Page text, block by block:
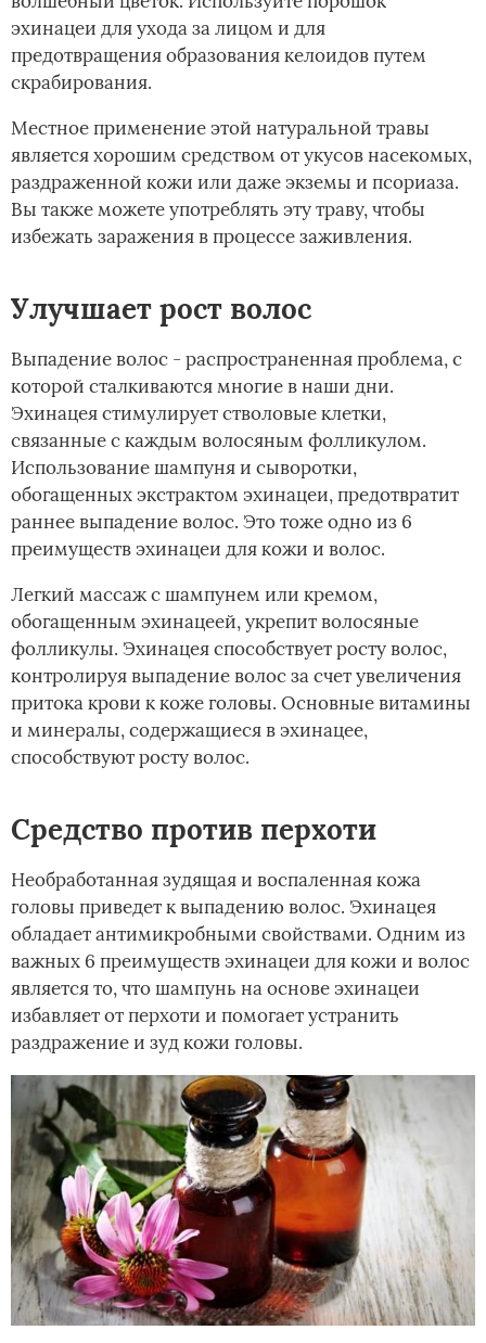
эхинацеи для ухода за лицом и для
предотвращения образования келоидов путем
скрабирования.
Местное применение этой натуральной травы
является хорошим средством от укусов насекомых,
раздраженной кожи или даже экземы и псориаза.
Вы также можете употреблять эту траву, чтобы
избежать заражения в процессе заживления.
Улучшает рост волос
Выпадение волос - распространенная проблема, с
которой сталкиваются многие в наши дни.
Эхинацея стимулирует стволовые клетки,
связанные с каждым волосяным фолликулом.
Использование шампуня и сыворотки,
обогащенных экстрактом эхинацеи, предотвратит
раннее выпадение волос. Это тоже одно из 6
преимуществ эхинацеи для кожи и волос.
Легкий массаж с шампунем или кремом,
обогащенным эхинацеей, укрепит волосяные
фолликулы. Эхинацея способствует росту волос,
контролируя выпадение волос за счет увеличения
притока крови к коже головы. Основные витамины
и минералы, содержащиеся в эхинацее,
способствуют росту волос.
Средство против перхоти
Необработанная зудящая и воспаленная кожа
головы приведет к выпадению волос. Эхинацея
обладает антимикробными свойствами. Одним из
важных 6 преимуществ эхинацеи для кожи и волос
является то, что шампунь на основе эхинацеи
избавляет от перхоти и помогает устранить
раздражение и зуд кожи головы.